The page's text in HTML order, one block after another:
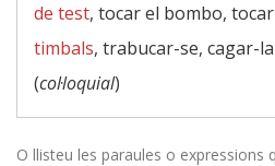
de test, tocar el bombo, tocar
timbals, trabucar-se, cagar-
(col·loquial)
O llisteu les paraules o expressions